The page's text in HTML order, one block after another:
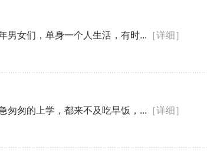
男女们，单身一个人生活，有时... ［详细］
匆匆的上学，都来不及吃早饭，... ［详细］